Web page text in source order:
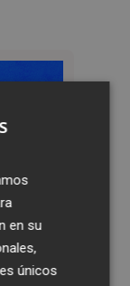
en su
únicos